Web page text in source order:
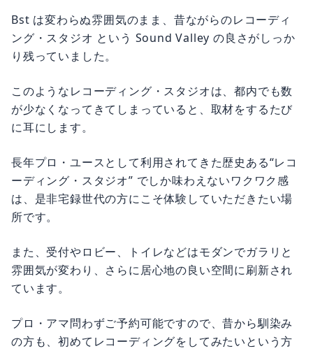
Bst は変わらぬ雰囲気のまま、昔ながらのレコーディ
ング・スタジオ という Sound Valley の良さがしっか
り残っていました。
このようなレコーディング・スタジオは、都内でも数
が少なくなってきてしまっていると、取材をするたび
に耳にします。
長年プロ・ユースとして利用されてきた歴史ある“レコ
ーディング・スタジオ” でしか味わえないワクワク感
は、是非宅録世代の方にこそ体験していただきたい場
所です。
また、受付やロビー、トイレなどはモダンでガラリと
雰囲気が変わり、さらに居心地の良い空間に刷新され
ています。
プロ・アマ問わずご予約可能ですので、昔から馴染み
の方も、初めてレコーディングをしてみたいという方